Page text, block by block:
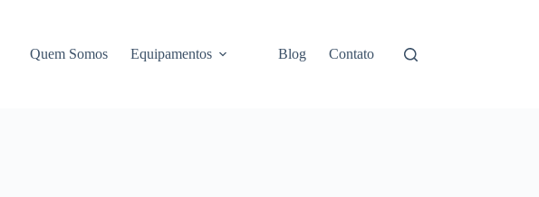
Quem Somos Equipamentos Blog Contato